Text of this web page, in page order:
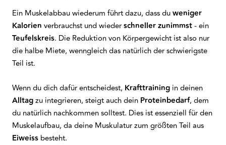
Ein Muskelabbau wiederum führt dazu, dass duweniger
Kalorien verbrauchst und wiederschneller zunimmst- ein
Teufelskreis. Die Reduktion von Körpergewicht ist also nur
die halbe Miete, wenngleich das natürlich der schwierigste
Teil ist.
Wenn du dich dafür entscheidest, Krafttraining in deinen
Alltagzu integrieren, steigt auch dein Proteinbedarf, dem
du natürlich nachkommen solltest. Dies ist essenziell für den
Muskelaufbau, da deine Muskulatur zum größten Teil aus
Eiweiss besteht.